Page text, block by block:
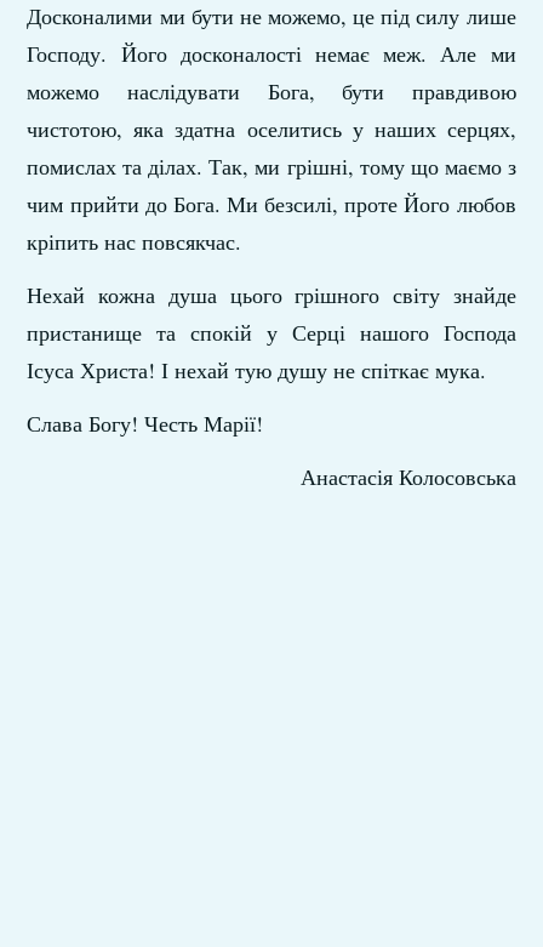
Досконалими ми бути не можемо, це під силу лише
Господу. Його досконалості немає меж. Але ми
можемо наслідувати Бога, бути правдивою
чистотою, яка здатна оселитись у наших серцях,
помислах та ділах. Так, ми грішні, тому що маємо з
чим прийти до Бога. Ми безсилі, проте Його любов
кріпить нас повсякчас.
Нехай кожна душа цього грішного світу знайде
пристанище та спокій у Серці нашого Господа
Ісуса Христа! І нехай тую душу не спіткає мука.
Слава Богу! Честь Марії!
Анастасія Колосовська